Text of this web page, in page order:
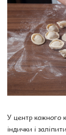
У центр кожного
індички і